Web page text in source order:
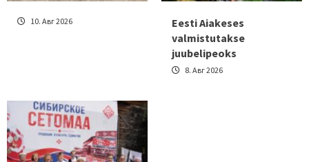
10. Авг 2026
Eesti Aiakeses
valmistutakse
juubelipeoks
8. Авг 2026